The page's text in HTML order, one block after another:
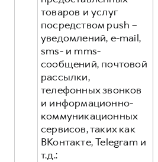
товаров и услуг
посредством push –
уведомлений, e-mail,
sms- и mms-
сообщений, почтовой
рассылки,
телефонных звонков
и информационно-
коммуникационных
сервисов, таких как
ВКонтакте, Telegram и
т.д.: